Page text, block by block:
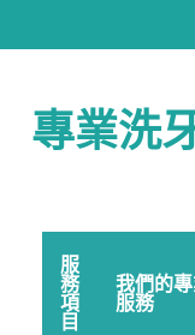
專業洗
服
務
項
目
我們的
服務